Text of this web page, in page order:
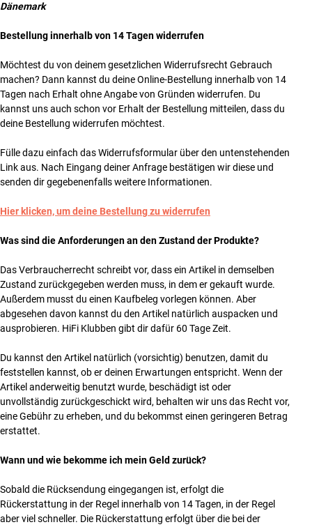
Dänemark
Bestellung innerhalb von 14 Tagen widerrufen
Möchtest du von deinem gesetzlichen Widerrufsrecht Gebrauch
machen? Dann kannst du deine Online-Bestellung innerhalb von 14
Tagen nach Erhalt ohne Angabe von Gründen widerrufen. Du
kannst uns auch schon vor Erhalt der Bestellung mitteilen, dass du
deine Bestellung widerrufen möchtest.
Fülle dazu einfach das Widerrufsformular über den untenstehenden
Link aus. Nach Eingang deiner Anfrage bestätigen wir diese und
senden dir gegebenenfalls weitere Informationen.
Hier klicken, um deine Bestellung zu widerrufen
Was sind die Anforderungen an den Zustand der Produkte?
Das Verbraucherrecht schreibt vor, dass ein Artikel in demselben
Zustand zurückgegeben werden muss, in dem er gekauft wurde.
Außerdem musst du einen Kaufbeleg vorlegen können. Aber
abgesehen davon kannst du den Artikel natürlich auspacken und
ausprobieren. HiFi Klubben gibt dir dafür 60 Tage Zeit.
Du kannst den Artikel natürlich (vorsichtig) benutzen, damit du
feststellen kannst, ob er deinen Erwartungen entspricht. Wenn der
Artikel anderweitig benutzt wurde, beschädigt ist oder
unvollständig zurückgeschickt wird, behalten wir uns das Recht vor,
eine Gebühr zu erheben, und du bekommst einen geringeren Betrag
erstattet.
Wann und wie bekomme ich mein Geld zurück?
Sobald die Rücksendung eingegangen ist, erfolgt die
Rückerstattung in der Regel innerhalb von 14 Tagen, in der Regel
aber viel schneller. Die Rückerstattung erfolgt über die bei der